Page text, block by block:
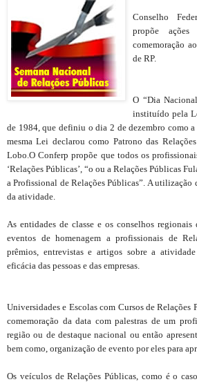
Conselho
propõe
comemoração
de RP.
O “Dia
instituído pela
de 1984, que definiu o dia 2 de dezembro como a
mesma Lei declarou como Patrono das
Lobo.O Conferp propõe que todos os
‘Relações Públicas’, “o ou a Relações Públicas
a Profissional de Relações Públicas”. A
da atividade.
As entidades de classe e os conselhos regionais
eventos de homenagem a profissionais de
prêmios, entrevistas e artigos sobre a
eficácia das pessoas e das empresas.
Universidades e Escolas com Cursos de Relações
comemoração da data com palestras de um
região ou de destaque nacional ou então
bem como, organização de evento por eles para
Os veículos de Relações Públicas, como é o